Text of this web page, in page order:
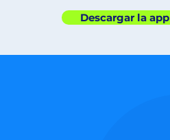
Descargar la app